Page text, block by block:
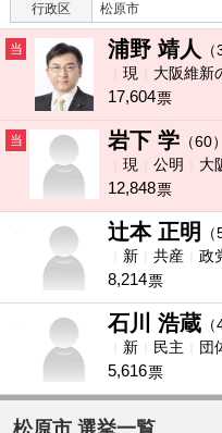
行政区
松原市
当 浦野 靖人
現
大阪維新
17,604票
当 岩下 学 （60）
現
公明 大
12,848票
辻本 正明
新
共産 政
8,214票
石川 浩蔵
新
民主 団
5,616票
松原市 選挙一覧